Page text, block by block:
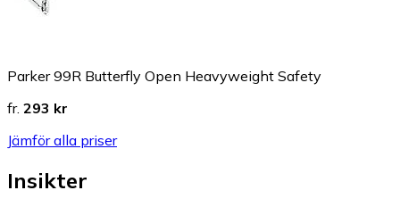
Parker 99R Butterfly Open Heavyweight Safety
fr. 293 kr
Jämför alla priser
Insikter